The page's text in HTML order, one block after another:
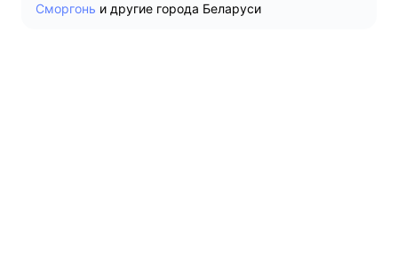
Сморгонь и другие города Беларуси